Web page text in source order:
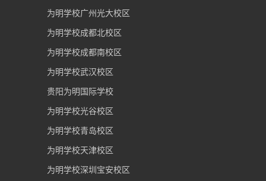
为明学校广州光大校区
为明学校成都北校区
为明学校成都南校区
为明学校武汉校区
贵阳为明国际学校
为明学校光谷校区
为明学校青岛校区
为明学校天津校区
为明学校深圳宝安校区